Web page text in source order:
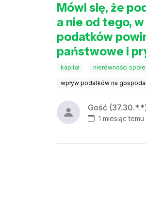
Mówi się, że
a nie od tego,
podatków
państwowe i
kapitał nierówności
wpływ podatków na
Gość
1 miesiąc temu